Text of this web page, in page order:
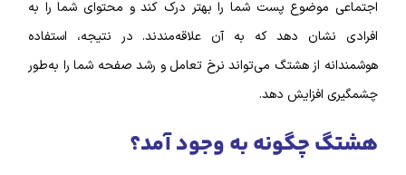
اجتماعی موضوع پست شما را بهتر درک کند و محتوای شما را به
افرادی نشان دهد که به آن علاقه‌مندند. در نتیجه، استفاده
هوشمندانه از هشتگ می‌تواند نرخ تعامل و رشد صفحه شما را به‌طور
چشمگیری افزایش دهد.
هشتگ چگونه به وجود آمد؟